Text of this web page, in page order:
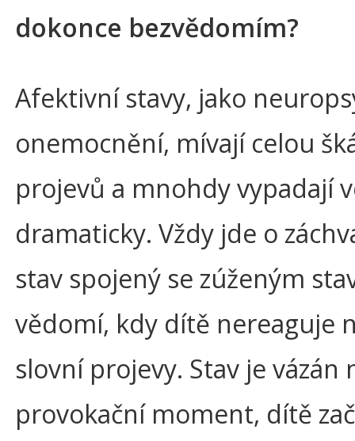
dokonce bezvědomím?
Afektivní stavy, jako
onemocnění, mívají celou
projevů a mnohdy vypadají
dramaticky. Vždy jde o
stav spojený se zúženým
vědomí, kdy dítě nereaguje
slovní projevy. Stav je vázán
provokační moment, dítě